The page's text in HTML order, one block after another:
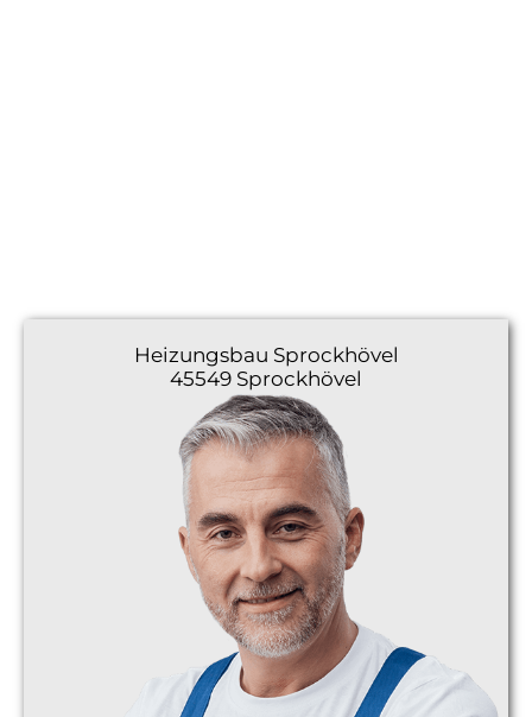
Heizungsbau Sprockhövel
45549 Sprockhövel